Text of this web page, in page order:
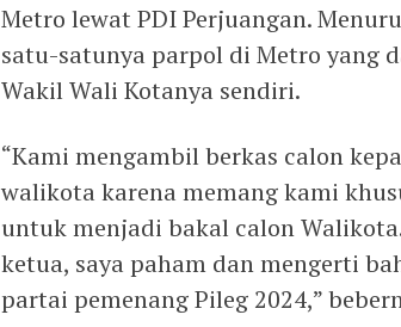
Metro lewat PDI Perjuangan.
satu-satunya parpol di Metro yang
Wakil Wali Kotanya sendiri.
“Kami mengambil berkas calon
walikota karena memang kami
untuk menjadi bakal calon
ketua, saya paham dan mengerti
partai pemenang Pileg 2024,”